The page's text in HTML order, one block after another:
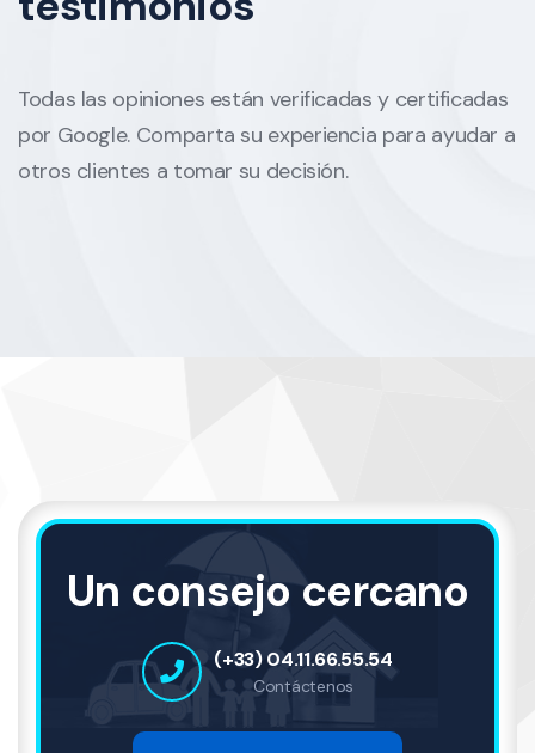
Todas las opiniones están verificadas y certificadas
por Google. Comparta su experiencia para ayudar a
otros clientes a tomar su decisión.
Un consejo cercano
(+33) 04.11.66.55.54
Contáctenos